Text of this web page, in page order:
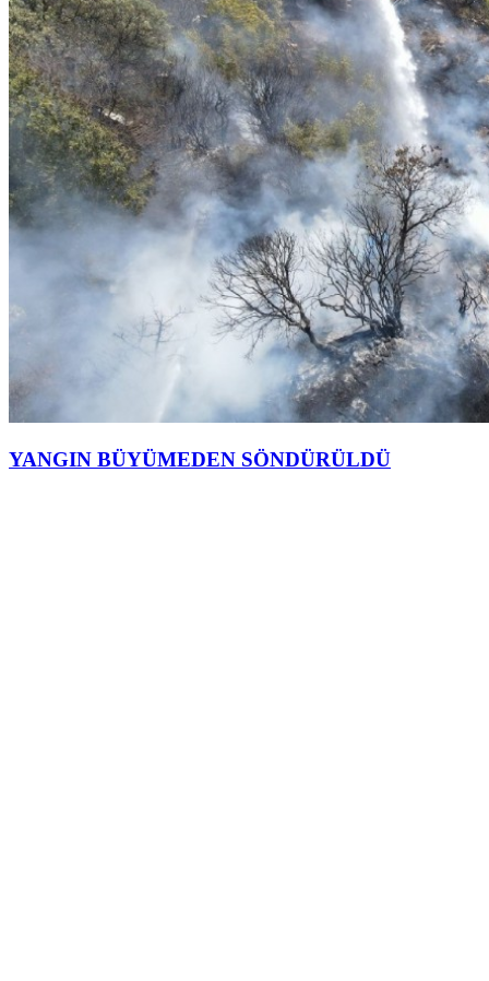
YANGIN BÜYÜMEDEN SÖNDÜRÜLDÜ